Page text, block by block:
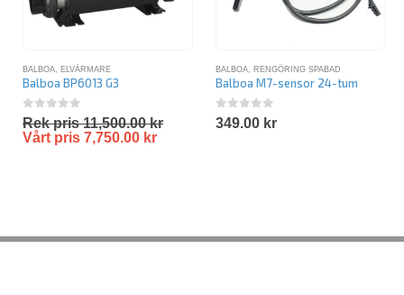
BALBOA ELVÄRMARE
Balboa BP6013 G3
0out of 5
Rek pris11,500.00kr
Vårt pris 7,750.00 kr
BALBOA RENGÖRING SPABAD
Balboa M7-sensor 24-tum
0 out of 5
349.00 kr